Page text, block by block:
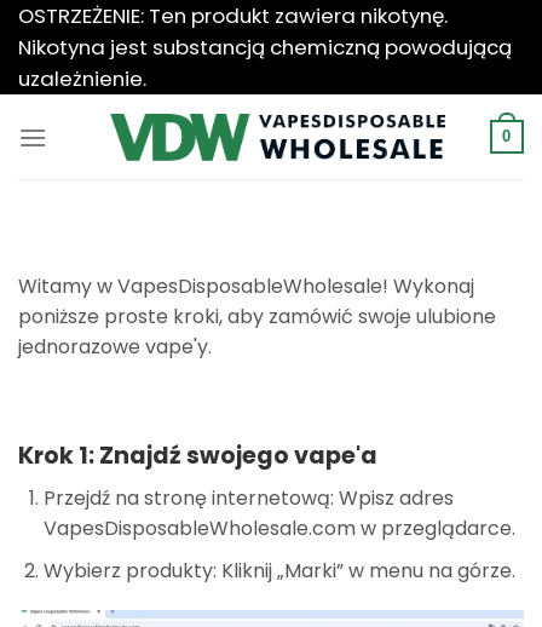
Przewiń
do
zawartości
OSTRZEŻENIE: Ten produkt zawiera nikotynę.
Nikotyna jest substancją chemiczną powodującą
uzależnienie.
0
Witamy w VapesDisposableWholesale! Wykonaj
poniższe proste kroki, aby zamówić swoje ulubione
jednorazowe vape'y.
Krok 1: Znajdź swojego vape'a
Przejdź na stronę internetową: Wpisz adres
VapesDisposableWholesale.com w przeglądarce.
Wybierz produkty: Kliknij „Marki” w menu na górze.